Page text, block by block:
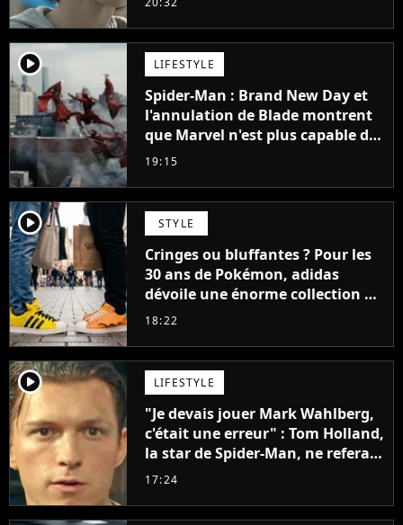
player2 LIFESTYLE
Spider-Man : Brand New Day et
l'annulation de Blade montrent
que Marvel n'est plus capable de
faire quoi que ce soit de simple
19:15
player2 STYLE
Cringes ou bluffantes ? Pour les
30 ans de Pokémon, adidas
dévoile une énorme collection de
sneakers et je ne sais pas quoi en
18:22
player2 LIFESTYLE
"Je devais jouer Mark Wahlberg,
c'était une erreur" : Tom Holland,
la star de Spider-Man, ne referait
pas ce blockbuster
17:24